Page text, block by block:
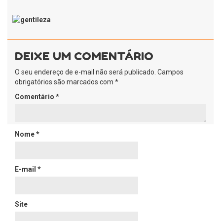
DEIXE UM COMENTÁRIO
O seu endereço de e-mail não será publicado. Campos
obrigatórios são marcados com *
Comentário *
Nome*
E-mail *
Site